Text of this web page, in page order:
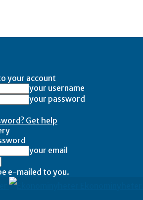
your account
your username
your password
Get help
your email
e-mailed to you.